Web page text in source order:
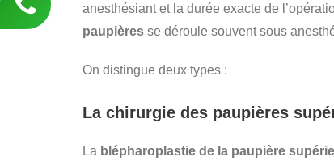
anesthésiant et la durée exacte de
paupières se déroule souvent sous
On distingue deux types :
La chirurgie des paupières
La blépharoplastie de la paupière